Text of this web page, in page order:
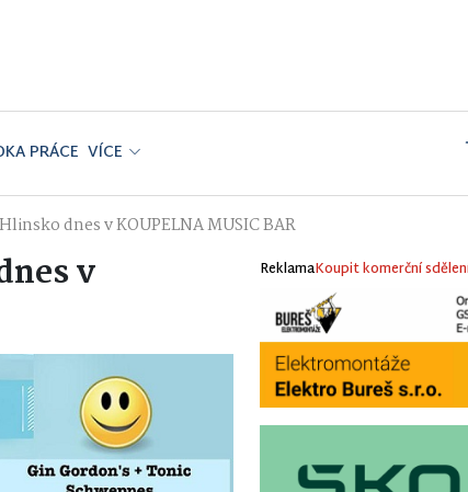
PRÁCE VÍCE
dnes v KOUPELNA MUSIC BAR
v
ReklamaKoupit komerční